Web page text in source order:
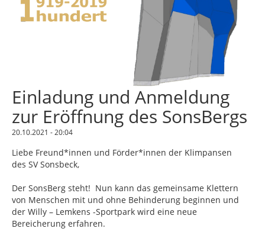
Einladung und Anmeldung
zur Eröffnung des SonsBergs
20.10.2021 - 20:04
Liebe Freund*innen und Förder*innen der Klimpansen
des SV Sonsbeck,
Der SonsBerg steht! Nun kann das gemeinsame Klettern
von Menschen mit und ohne Behinderung beginnen und
der Willy – Lemkens -Sportpark wird eine neue
Bereicherung erfahren.